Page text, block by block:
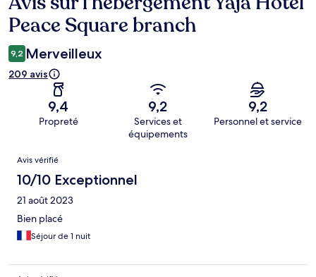
Peace Square branch
9,2 Merveilleux
209 avis
9,4
Propreté
9,2
Services et
équipements
9,2
Personnel et service
Avis
Avis vérifié
10/10 Exceptionnel
21 août 2023
Bien placé
Séjour de 1 nuit